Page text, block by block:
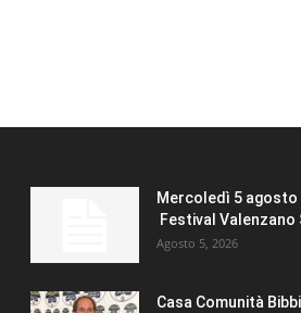
Mercoledì 5 agosto
Festival Valenzano
Agosto 5, 2026
Casa Comunità